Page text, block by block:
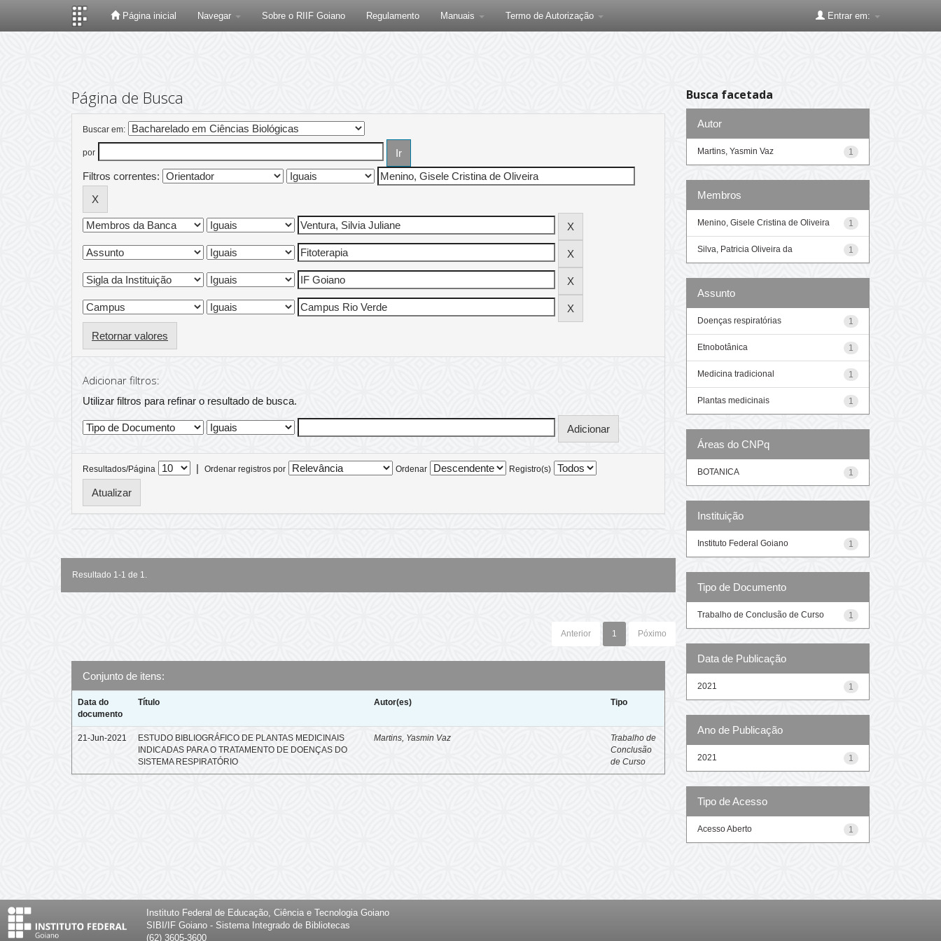
Página inicial Navegar Sobre o RIIF Goiano Regulamento Manuais Termo de Autorização Entrar em:
Página de Busca
Buscar em:
por
Filtros correntes:
Retornar valores
Adicionar filtros:
Utilizar filtros para refinar o resultado de busca.
Resultados/Página | Ordenar registros por Ordenar Registro(s)
Resultado 1-1 de 1.
Anterior 1 Póximo
Conjunto de itens:
Data do
documento
Título Autor(es) Tipo
21-Jun-2021
ESTUDO BIBLIOGRÁFICO DE PLANTAS MEDICINAIS
INDICADAS PARA O TRATAMENTO DE DOENÇAS DO
SISTEMA RESPIRATÓRIO
Martins, Yasmin Vaz
Trabalho de
Conclusão
de Curso
Busca facetada
Autor
1
Martins, Yasmin Vaz
Membros
1
Menino, Gisele Cristina de Oliveira
1
Silva, Patricia Oliveira da
Assunto
1
Doenças respiratórias
1
Etnobotânica
1
Medicina tradicional
1
Plantas medicinais
Áreas do CNPq
1
BOTANICA
Instituição
1
Instituto Federal Goiano
Tipo de Documento
1
Trabalho de Conclusão de Curso
Data de Publicação
1
2021
Ano de Publicação
1
2021
Tipo de Acesso
1
Acesso Aberto
Instituto Federal de Educação, Ciência e Tecnologia Goiano
SIBI/IF Goiano - Sistema Integrado de Bibliotecas
(62) 3605-3600